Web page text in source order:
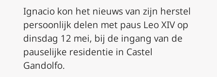
Ignacio kon het nieuws van zijn herstel
persoonlijk delen met paus Leo XIV op
dinsdag 12 mei, bij de ingang van de
pauselijke residentie in Castel
Gandolfo.